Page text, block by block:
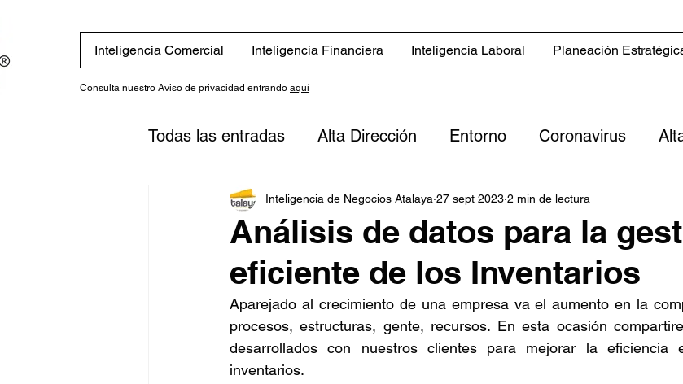
Inteligencia Comercial Inteligencia Financiera Inteligencia Laboral Planeación
Consulta nuestro Aviso de privacidad entrando aquí
Todas las entradas Alta Dirección Entorno Coronavirus
Eventos Novedades Servicios Blog in English
Finanzas Estrategias comerciales Sector inmobiliario
inversión Plan financiero Digitalización Flujo de efectivo
Análisis de datos para la
eficiente de los Inventarios
Inteligencia de Negocios Atalaya 27 sept 2023 2 min de lectura
Aparejado al crecimiento de una empresa va el aumento en la
procesos, estructuras, gente, recursos. En esta ocasión
desarrollados con nuestros clientes para mejorar la
inventarios.